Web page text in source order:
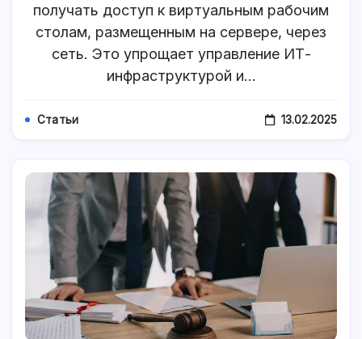
Технологии
получать доступ к виртуальным рабочим
столам, размещенным на сервере, через
сеть. Это упрощает управление ИТ-
инфраструктурой и…
Статьи 13.02.2025